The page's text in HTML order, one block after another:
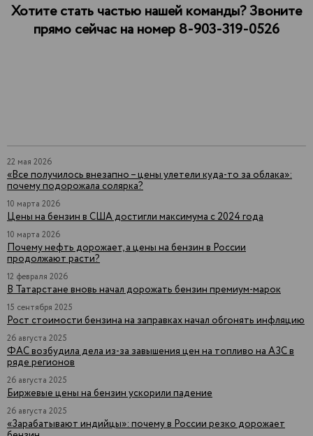
Хотите стать частью нашей команды? Звоните
прямо сейчас на номер 8-903-319-0526
22 мая 2026
«Все получилось внезапно – цены улетели куда-то за облака»:
почему подорожала солярка?
10 марта 2026
Цены на бензин в США достигли максимума с 2024 года
10 марта 2026
Почему нефть дорожает, а цены на бензин в России
продолжают расти?
12 февраля 2026
В Татарстане вновь начал дорожать бензин премиум-марок
15 сентября 2025
Рост стоимости бензина на заправках начал обгонять инфляцию
26 августа 2025
ФАС возбудила дела из-за завышения цен на топливо на АЗС в
ряде регионов
26 августа 2025
Биржевые цены на бензин ускорили падение
26 августа 2025
«Зарабатывают индийцы»: почему в России резко дорожает